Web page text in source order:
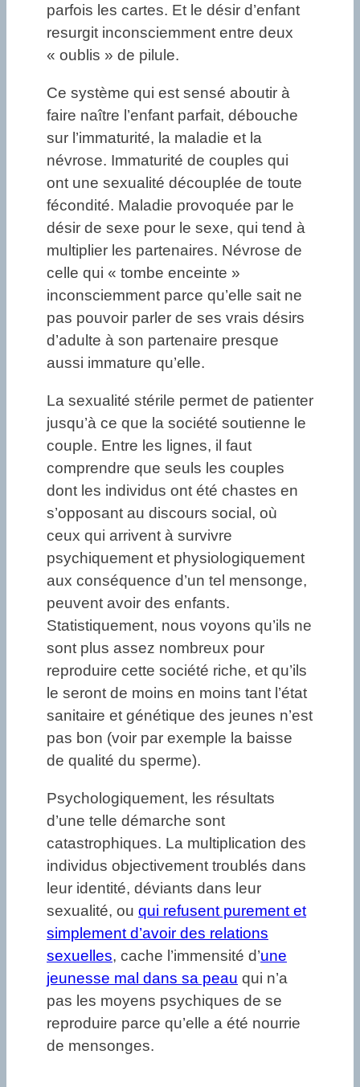
parfois les cartes. Et le désir d’enfant
resurgit inconsciemment entre deux
« oublis » de pilule.
Ce système qui est sensé aboutir à
faire naître l’enfant parfait, débouche
sur l’immaturité, la maladie et la
névrose. Immaturité de couples qui
ont une sexualité découplée de toute
fécondité. Maladie provoquée par le
désir de sexe pour le sexe, qui tend à
multiplier les partenaires. Névrose de
celle qui « tombe enceinte »
inconsciemment parce qu’elle sait ne
pas pouvoir parler de ses vrais désirs
d’adulte à son partenaire presque
aussi immature qu’elle.
La sexualité stérile permet de patienter
jusqu’à ce que la société soutienne le
couple. Entre les lignes, il faut
comprendre que seuls les couples
dont les individus ont été chastes en
s’opposant au discours social, où
ceux qui arrivent à survivre
psychiquement et physiologiquement
aux conséquence d’un tel mensonge,
peuvent avoir des enfants.
Statistiquement, nous voyons qu’ils ne
sont plus assez nombreux pour
reproduire cette société riche, et qu’ils
le seront de moins en moins tant l’état
sanitaire et génétique des jeunes n’est
pas bon (voir par exemple la baisse
de qualité du sperme).
Psychologiquement, les résultats
d’une telle démarche sont
catastrophiques. La multiplication des
individus objectivement troublés dans
leur identité, déviants dans leur
sexualité, ou qui refusent purement et
simplement d’avoir des relations
sexuelles, cache l’immensité d’une
jeunesse mal dans sa peau qui n’a
pas les moyens psychiques de se
reproduire parce qu’elle a été nourrie
de mensonges.